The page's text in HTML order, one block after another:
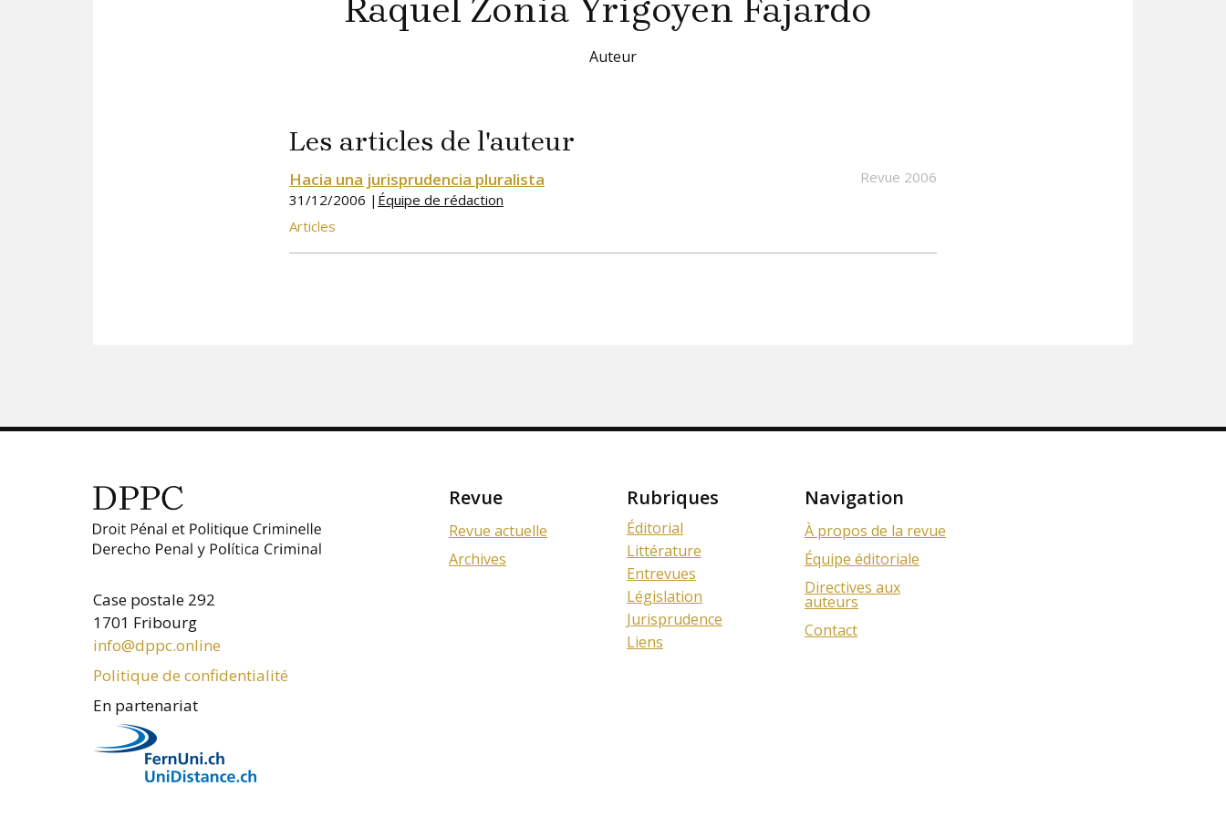
Raquel Zonia Yrigoyen Fajardo
Auteur
Les articles de l'auteur
Hacia una jurisprudencia pluralista
31/12/2006 | Équipe de rédaction
Articles
Revue 2006
Case postale 292
1701 Fribourg
info@dppc.online
Politique de confidentialité
En partenariat
Revue
Revue actuelle
Archives
Rubriques
Éditorial
Littérature
Entrevues
Législation
Jurisprudence
Liens
Navigation
À propos de la revue
Équipe éditoriale
Directives aux
auteurs
Contact